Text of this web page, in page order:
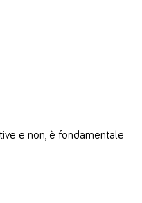
e non, è fondamentale